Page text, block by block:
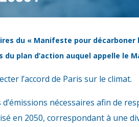
du « Manifeste pour décarboner
plan d’action auquel appelle le
l’accord de Paris sur le climat.
nécessaires afin de
en 2050, correspondant à une